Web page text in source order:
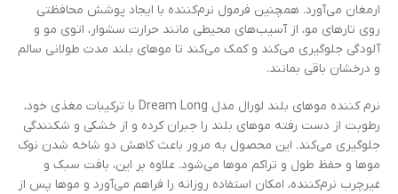
ارمغان می‌آورد. همچنین فرمول نرم‌کننده با ایجاد پوشش محافظتی
روی تارهای مو، از آسیب‌های محیطی مانند حرارت سشوار، اتوی مو و
آلودگی جلوگیری می‌کند و کمک می‌کند تا موهای بلند مدت طولانی سالم
و درخشان باقی بمانند.
نرم کننده موهای بلند لورال مدل Dream Long با ترکیبات مغذی خود،
رطوبت از دست رفته موهای بلند را جبران کرده و از خشکی و شکنندگی
جلوگیری می‌کند. این محصول به مرور باعث کاهش دو شاخه شدن نوک
موها و حفظ طول و تراکم موها می‌شود. علاوه بر این، بافت سبک و
غیرچرب نرم‌کننده، امکان استفاده روزانه را فراهم می‌آورد و موها پس از